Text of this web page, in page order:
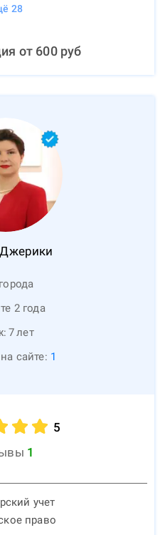
28
от 600руб
Джерики
2 года
7лет
сайте: 1
5
1
учет
право